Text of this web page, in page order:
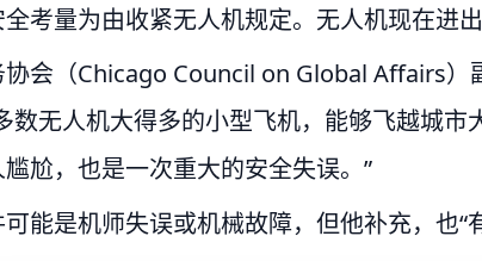
考量为由收紧无人机规定。无人机现在进
会（Chicago Council on Global Affairs）
数无人机大得多的小型飞机，能够飞越城
尬，也是一次重大的安全失误。”
能是机师失误或机械故障，但他补充，也“